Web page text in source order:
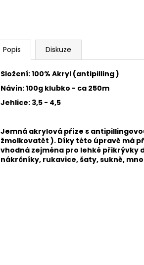
Popis Diskuze
Složení: 100% Akryl (antipilling )
Návin: 100g klubko - ca 250m
Jehlice: 3,5 - 4,5
Jemná akrylová příze s
žmolkovatět ). Díky této úpravě má
vhodná zejména pro lehké přikrývky
nákrčníky, rukavice, šaty, sukně,